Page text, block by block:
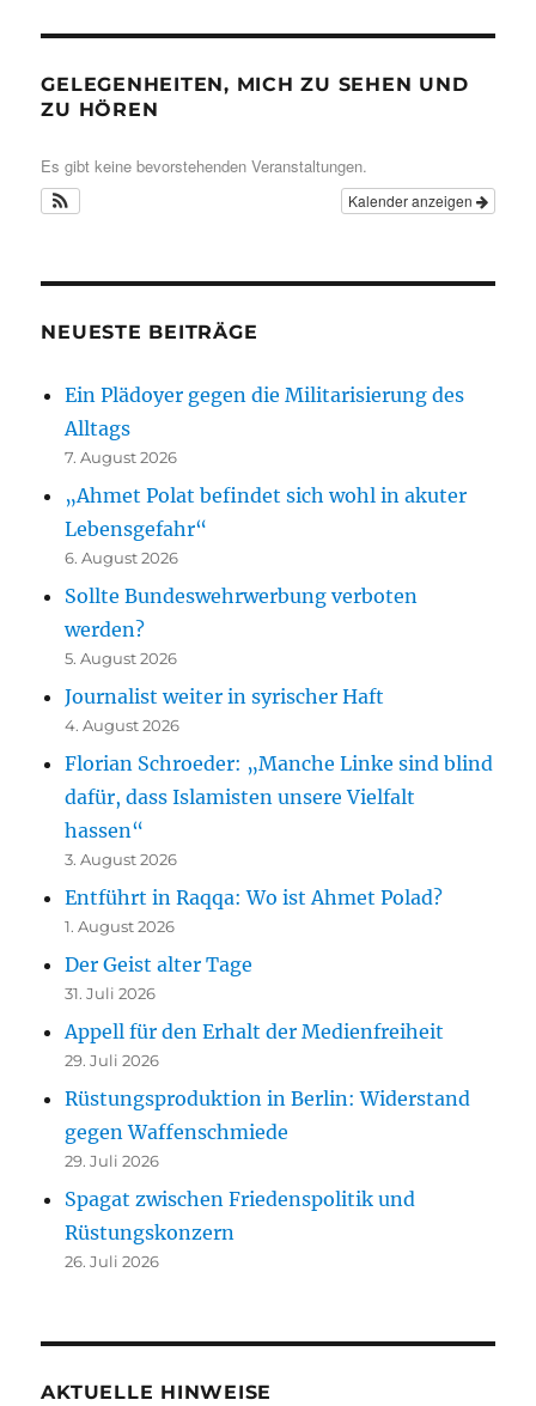
GELEGENHEITEN, MICH ZU SEHEN UND
ZU HÖREN
Es gibt keine bevorstehenden Veranstaltungen.
Kalender anzeigen
NEUESTE BEITRÄGE
Ein Plädoyer gegen die Militarisierung des
Alltags
7. August 2026
„Ahmet Polat befindet sich wohl in akuter
Lebensgefahr“
6. August 2026
Sollte Bundeswehrwerbung verboten
werden?
5. August 2026
Journalist weiter in syrischer Haft
4. August 2026
Florian Schroeder: „Manche Linke sind blind
dafür, dass Islamisten unsere Vielfalt
hassen“
3. August 2026
Entführt in Raqqa: Wo ist Ahmet Polad?
1. August 2026
Der Geist alter Tage
31. Juli 2026
Appell für den Erhalt der Medienfreiheit
29. Juli 2026
Rüstungsproduktion in Berlin: Widerstand
gegen Waffenschmiede
29. Juli 2026
Spagat zwischen Friedenspolitik und
Rüstungskonzern
26. Juli 2026
AKTUELLE HINWEISE